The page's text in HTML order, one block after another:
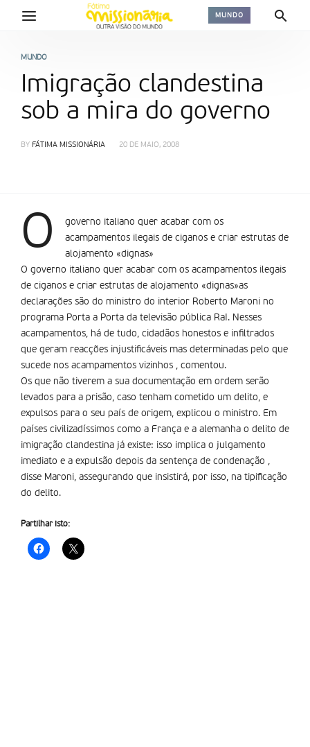
MUNDO
MUNDO
Imigração clandestina
sob a mira do governo
BY FÁTIMA MISSIONÁRIA 20 DE MAIO, 2008
O
governo italiano quer acabar com os
acampamentos ilegais de ciganos e criar estrutas de
alojamento «dignas»
O governo italiano quer acabar com os acampamentos ilegais
de ciganos e criar estrutas de alojamento «dignas»as
declarações são do ministro do interior Roberto Maroni no
programa Porta a Porta da televisão pública RaI. Nesses
acampamentos, há de tudo, cidadãos honestos e infiltrados
que geram reacções injustificáveis mas determinadas pelo que
sucede nos acampamentos vizinhos , comentou.
Os que não tiverem a sua documentação em ordem serão
levados para a prisão, caso tenham cometido um delito, e
expulsos para o seu país de origem, explicou o ministro. Em
países civilizadíssimos como a França e a alemanha o delito de
imigração clandestina já existe: isso implica o julgamento
imediato e a expulsão depois da sentença de condenação ,
disse Maroni, assegurando que insistirá, por isso, na tipificação
do delito.
Partilhar isto: